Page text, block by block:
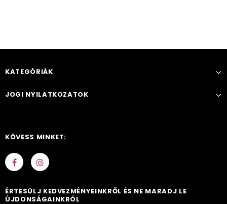
KATEGÓRIÁK
JOGI NYILATKOZATOK
KÖVESS MINKET:
ÉRTESÜLJ KEDVEZMÉNYEINKRŐL ÉS NE MARADJ LE
ÚJDONSÁGAINKRÓL